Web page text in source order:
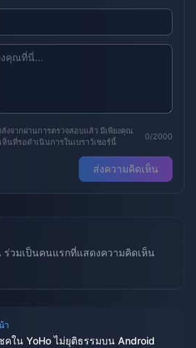
งจากผ่านการตรวจสอบแล้ว มีเพียงคุณ
นที่รอดำเนินการในเบราว์เซอร์นี้
0/2000
ส่งความคิดเห็น
ร่วมเป็นคนแรกที่แสดงความคิดเห็น
า
คใน YoHo ไม่ยุติธรรมบน Android